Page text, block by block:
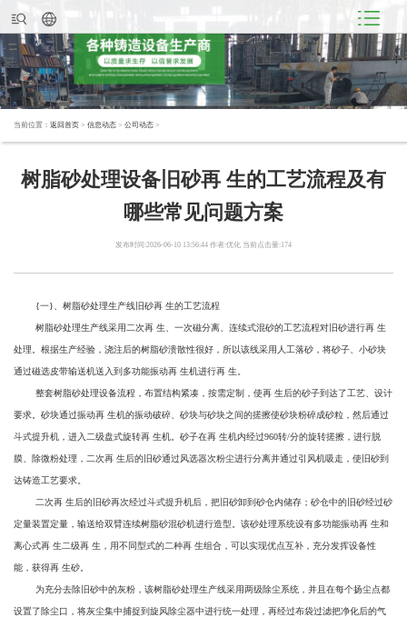
当前位置： 返回首页 > 信息动态 > 公司动态 >
树脂砂处理设备旧砂再 生的工艺流程及有
哪些常见问题方案
发布时间:2026-06-10 13:56:44 作者:优化 当前点击量:174
{一}、树脂砂处理生产线旧砂再 生的工艺流程
树脂砂处理生产线采用二次再 生、一次磁分离、连续式混砂的工艺流程对旧砂进行再 生
处理。根据生产经验，浇注后的树脂砂溃散性很好，所以该线采用人工落砂，将砂子、小砂块
通过磁选皮带输送机送入到多功能振动再 生机进行再 生。
整套树脂砂处理设备流程，布置结构紧凑，按需定制，使再 生后的砂子到达了工艺、设计
要求。砂块通过振动再 生机的振动破碎、砂块与砂块之间的搓擦使砂块粉碎成砂粒，然后通过
斗式提升机，进入二级盘式旋转再 生机。砂子在再 生机内经过960转/分的旋转搓擦，进行脱
膜、除微粉处理，二次再 生后的旧砂通过风选器次粉尘进行分离并通过引风机吸走，使旧砂到
达铸造工艺要求。
二次再 生后的旧砂再次经过斗式提升机后，把旧砂卸到砂仓内储存；砂仓中的旧砂经过砂
定量装置定量，输送给双臂连续树脂砂混砂机进行造型。该砂处理系统设有多功能振动再 生和
离心式再 生二级再 生，用不同型式的二种再 生组合，可以实现优点互补，充分发挥设备性
能，获得再 生砂。
为充分去除旧砂中的灰粉，该树脂砂处理生产线采用两级除尘系统，并且在每个扬尘点都
设置了除尘口，将灰尘集中捕捉到旋风除尘器中进行统一处理，再经过布袋过滤把净化后的气